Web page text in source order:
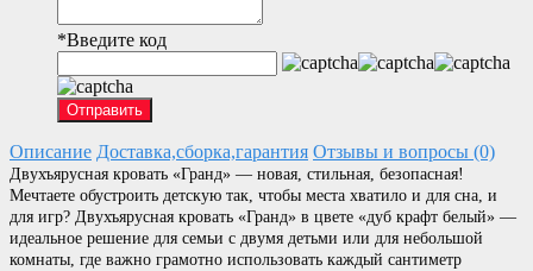
*Введите код
Отправить
Описание Доставка,сборка,гарантия Отзывы и вопросы (0)
Двухъярусная кровать «Гранд» — новая, стильная, безопасная!
Мечтаете обустроить детскую так, чтобы места хватило и для сна, и
для игр? Двухъярусная кровать «Гранд» в цвете «дуб крафт белый» —
идеальное решение для семьи с двумя детьми или для небольшой
комнаты, где важно грамотно использовать каждый сантиметр